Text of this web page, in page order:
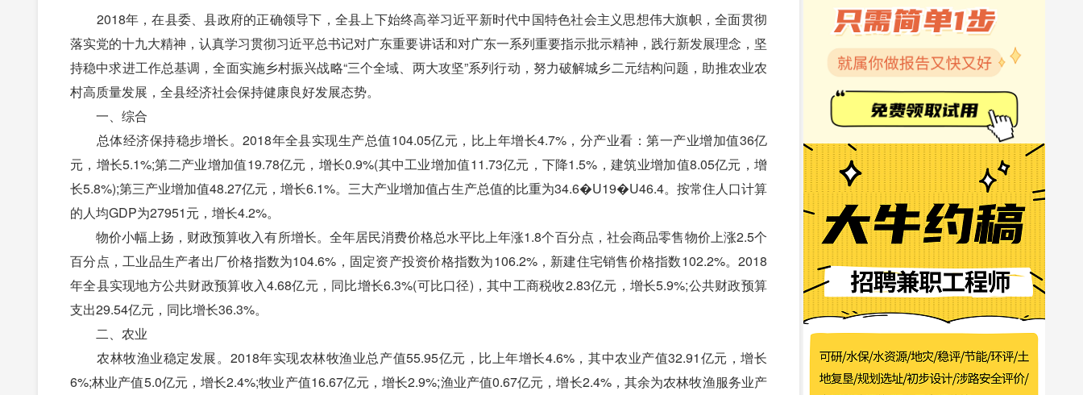
2018年，在县委、县政府的正确领导下，全县上下始终高举习近平新时代中国特色社会主义思想伟大旗帜，全面贯彻
落实党的十九大精神，认真学习贯彻习近平总书记对广东重要讲话和对广东一系列重要指示批示精神，践行新发展理念，坚
持稳中求进工作总基调，全面实施乡村振兴战略“三个全域、两大攻坚”系列行动，努力破解城乡二元结构问题，助推农业农
村高质量发展，全县经济社会保持健康良好发展态势。
一、综合
总体经济保持稳步增长。2018年全县实现生产总值104.05亿元，比上年增长4.7%，分产业看：第一产业增加值36亿
元，增长5.1%;第二产业增加值19.78亿元，增长0.9%(其中工业增加值11.73亿元，下降1.5%，建筑业增加值8.05亿元，增
长5.8%);第三产业增加值48.27亿元，增长6.1%。三大产业增加值占生产总值的比重为34.6�U19�U46.4。按常住人口计算
的人均GDP为27951元，增长4.2%。
物价小幅上扬，财政预算收入有所增长。全年居民消费价格总水平比上年涨1.8个百分点，社会商品零售物价上涨2.5个
百分点，工业品生产者出厂价格指数为104.6%，固定资产投资价格指数为106.2%，新建住宅销售价格指数102.2%。2018
年全县实现地方公共财政预算收入4.68亿元，同比增长6.3%(可比口径)，其中工商税收2.83亿元，增长5.9%;公共财政预算
支出29.54亿元，同比增长36.3%。
二、农业
农林牧渔业稳定发展。2018年实现农林牧渔业总产值55.95亿元，比上年增长4.6%，其中农业产值32.91亿元，增长
6%;林业产值5.0亿元，增长2.4%;牧业产值16.67亿元，增长2.9%;渔业产值0.67亿元，增长2.4%，其余为农林牧渔服务业产